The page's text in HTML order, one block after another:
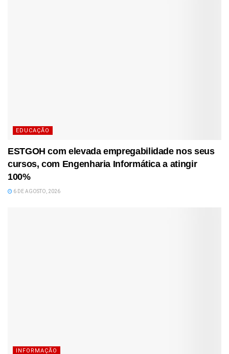
EDUCAÇÃO
ESTGOH com elevada empregabilidade nos seus
cursos, com Engenharia Informática a atingir
100%
6 DE AGOSTO, 2026
INFORMAÇÃO